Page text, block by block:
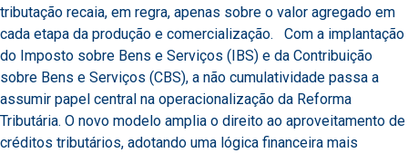
tributação recaia, em regra, apenas sobre o valor agregado em
cada etapa da produção e comercialização. Com a implantação
do Imposto sobre Bens e Serviços (IBS) e da Contribuição
sobre Bens e Serviços (CBS), a não cumulatividade passa a
assumir papel central na operacionalização da Reforma
Tributária. O novo modelo amplia o direito ao aproveitamento de
créditos tributários, adotando uma lógica financeira mais